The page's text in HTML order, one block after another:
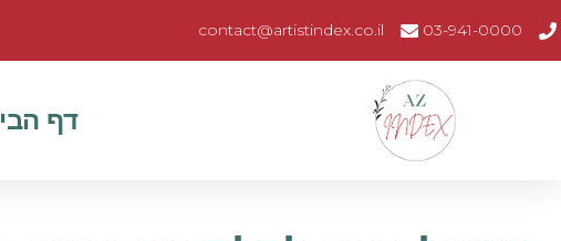
03-941-0000
contact@artistindex.co.il
דף